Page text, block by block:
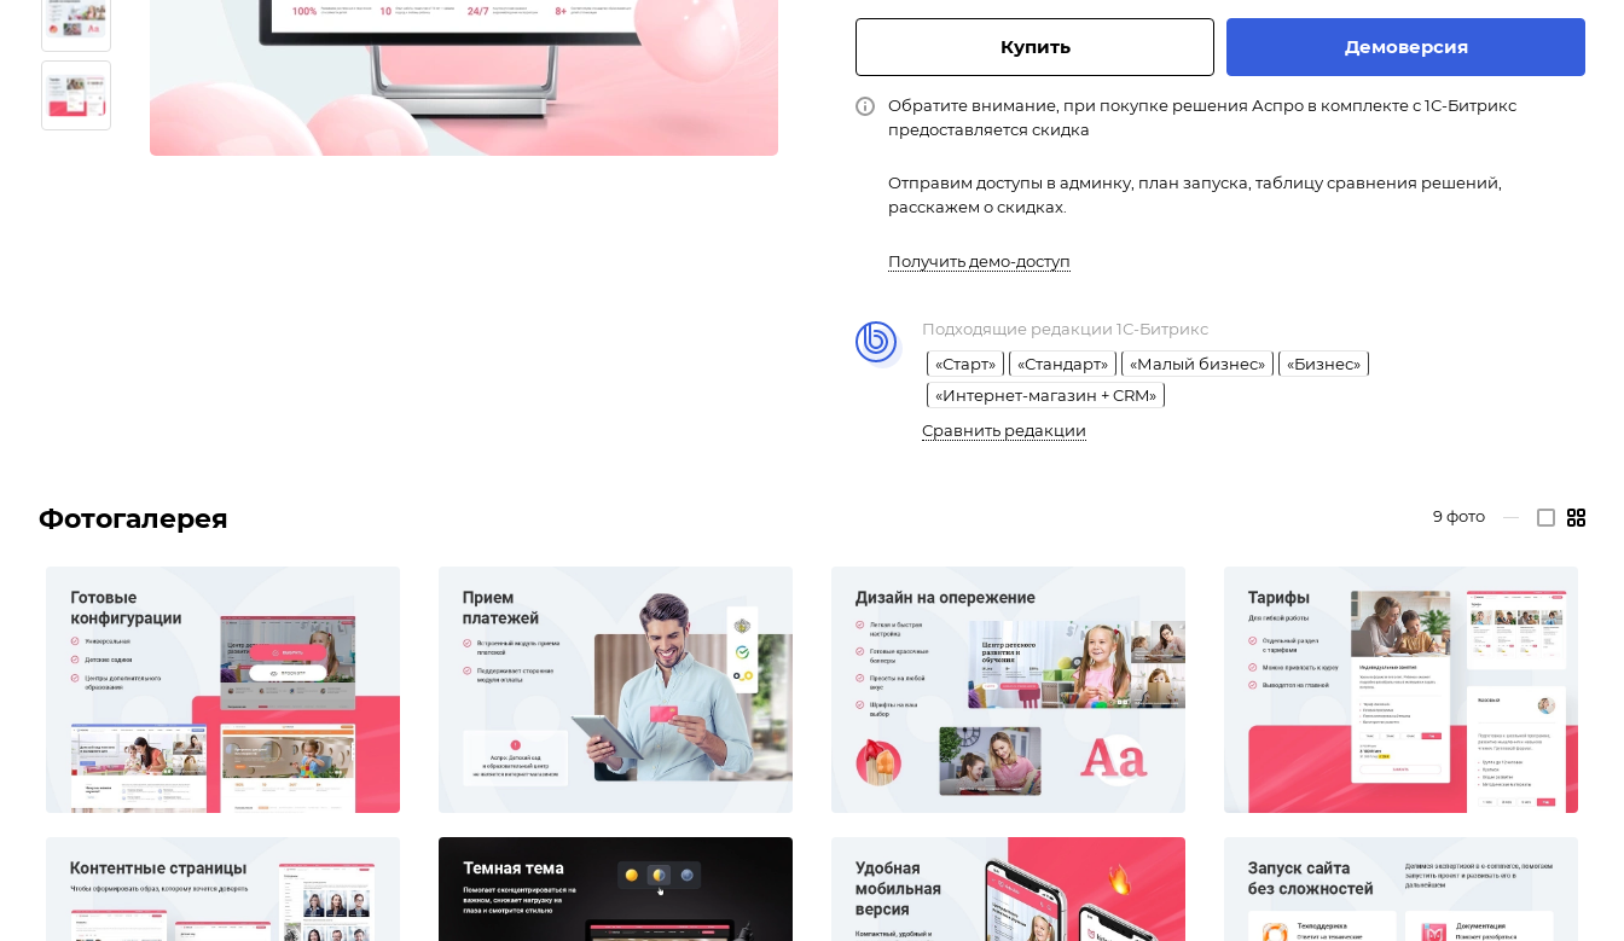
Купить Демоверсия
Обратите внимание, при покупке решения Аспро в комплекте с 1С-Битрикс
предоставляется скидка
Отправим доступы в админку, план запуска, таблицу сравнения решений,
расскажем о скидках.
Получить демо-доступ
Подходящие редакции 1С-Битрикс
«Старт»
«Стандарт» «Малый бизнес»
«Бизнес»
«Интернет-магазин + CRM»
Сравнить редакции
Фотогалерея 9фото —